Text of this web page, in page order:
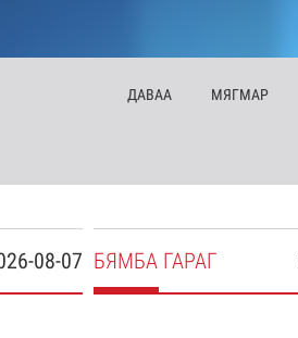
ДАВАА МЯГМАР
08-07 БЯМБА ГАРАГ